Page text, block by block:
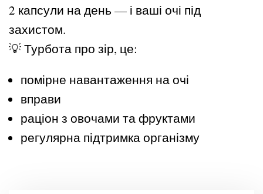
2 капсули на день — і ваші очі під
захистом.
💡 Турбота про зір, це:
помірне навантаження на очі
вправи
раціон з овочами та фруктами
регулярна підтримка організму